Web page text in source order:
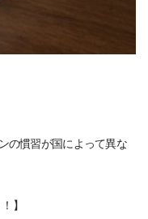
の慣習が国によって異な
】